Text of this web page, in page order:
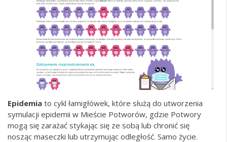
Epidemia to cykl łamigłówek, które służą do utworzenia
symulacji epidemii w Mieście Potworów, gdzie Potwory
mogą się zarażać stykając się ze sobą lub chronić się
nosząc maseczki lub utrzymując odległość. Samo życie.